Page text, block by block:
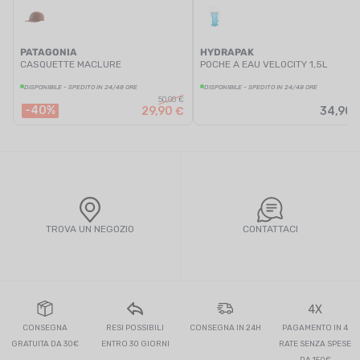
PATAGONIA
CASQUETTE MACLURE
DISPONIBILE - SPEDITO IN 24/48 ORE
-40%
50,00 €
29,90 €
HYDRAPAK
POCHE A EAU VELOCITY 1,5L
DISPONIBILE - SPEDITO IN 24/48 ORE
34,90
TROVA UN NEGOZIO CONTATTACI
CONSEGNA
GRATUITA DA 30€
RESI POSSIBILI
ENTRO 30 GIORNI
CONSEGNA IN 24H
4X
PAGAMENTO IN 4
RATE SENZA SPESE